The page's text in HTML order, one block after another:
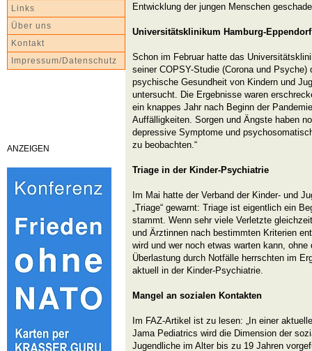
Links
Über uns
Kontakt
Impressum/Datenschutz
ANZEIGEN
Entwicklung der jungen Menschen
Universitätsklinikum Hamburg-Eppendorf
Schon im Februar hatte das
seiner COPSY-Studie (Corona und Psyche)
psychische Gesundheit von Kindern und
untersucht. Die Ergebnisse waren
ein knappes Jahr nach Beginn der
Auffälligkeiten. Sorgen und Ängste haben
depressive Symptome und
zu beobachten.“
Triage in der Kinder-Psychiatrie
Im Mai hatte der Verband der Kinder- und
„Triage“ gewarnt: Triage ist eigentlich ein
stammt. Wenn sehr viele Verletzte
und Ärztinnen nach bestimmten Kriterien
wird und wer noch etwas warten kann,
Überlastung durch Notfälle herrschten im
aktuell in der Kinder-Psychiatrie.
Mangel an sozialen Kontakten
Im FAZ-Artikel ist zu lesen: „In einer
Jama Pediatrics wird die Dimension der
Jugendliche im Alter bis zu 19 Jahren